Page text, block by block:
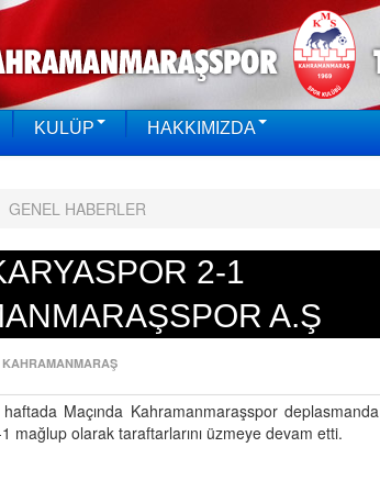
KULÜP HAKKIMIZDA
GENEL HABERLER
2-1
A.Ş
KAHRAMANMARAŞ
Maçında Kahramanmaraşspor deplasmanda
1 mağlup olarak taraftarlarını üzmeye devam etti.